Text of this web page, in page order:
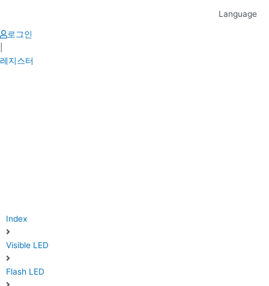
content
Language
로그인
레지스터
Index
Visible LED
Flash LED